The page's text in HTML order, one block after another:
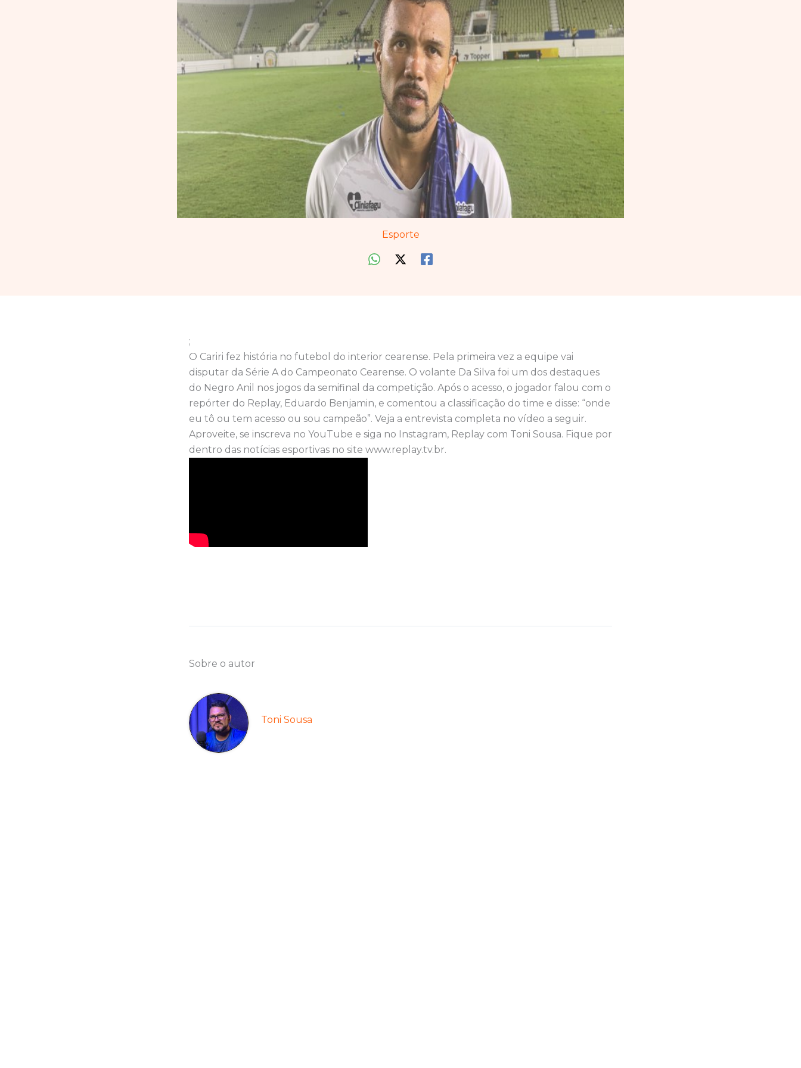
Esporte
;
O Cariri fez história no futebol do interior cearense. Pela primeira vez a equipe vai
disputar da Série A do Campeonato Cearense. O volante Da Silva foi um dos destaques
do Negro Anil nos jogos da semifinal da competição. Após o acesso, o jogador falou com o
repórter do Replay, Eduardo Benjamin, e comentou a classificação do time e disse: “onde
eu tô ou tem acesso ou sou campeão”. Veja a entrevista completa no vídeo a seguir.
Aproveite, se inscreva no YouTube e siga no Instagram, Replay com Toni Sousa. Fique por
dentro das notícias esportivas no site www.replay.tv.br.
Sobre o autor
Toni Sousa